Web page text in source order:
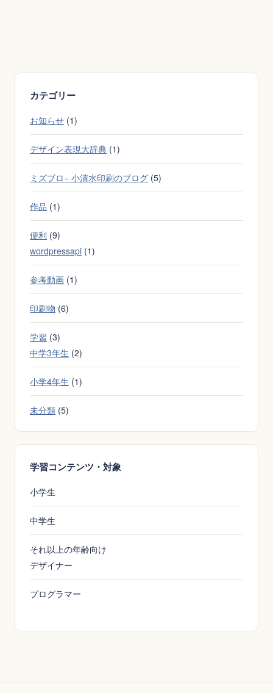
カテゴリー
お知らせ (1)
デザイン表現大辞典 (1)
ミズブロ− 小清水印刷のブログ (5)
作品 (1)
便利 (9)
wordpressapi (1)
参考動画 (1)
印刷物 (6)
学習 (3)
中学3年生 (2)
小学4年生 (1)
未分類 (5)
学習コンテンツ・対象
小学生
中学生
それ以上の年齢向け
デザイナー
プログラマー